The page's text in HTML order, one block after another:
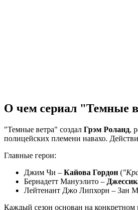
О чем сериал "Темные
"Темные ветра" создал Грэм Роланд,
полицейских племени навахо.
Главные герои:
Джим Чи – Кайова Гордон (
Бернадетт Мануэлито –
Лейтенант Джо Липхорн – Зан
Каждый сезон основан на